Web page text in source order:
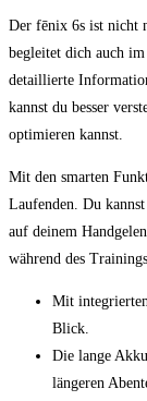
Der fēnix 6s ist nicht
begleitet dich auch
⁤detaillierte
kannst⁣ du besser
optimieren kannst.
Mit den smarten
Laufenden.⁣ Du
auf⁤ deinem
während des
Mit
Blick.
Die ‌lange
längeren‌